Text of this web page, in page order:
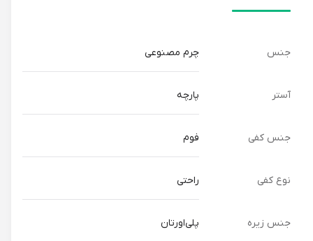
جنس چرم مصنوعی
آستر پارچه
جنس کفی
نوع کفی راحتی
جنس زیره پلی‌اورتان